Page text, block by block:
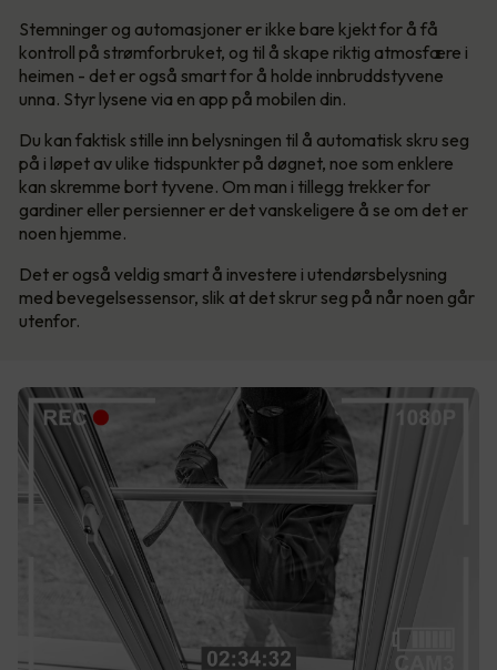
Stemninger og automasjoner er ikke bare kjekt for å få
kontroll på strømforbruket, og til å skape riktig atmosfære i
heimen - det er også smart for å holde innbruddstyvene
unna. Styr lysene via en app på mobilen din.
Du kan faktisk stille inn belysningen til å automatisk skru seg
på i løpet av ulike tidspunkter på døgnet, noe som enklere
kan skremme bort tyvene. Om man i tillegg trekker for
gardiner eller persienner er det vanskeligere å se om det er
noen hjemme.
Det er også veldig smart å investere i utendørsbelysning
med bevegelsessensor, slik at det skrur seg på når noen går
utenfor.